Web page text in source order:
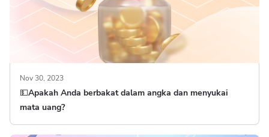
Nov 30, 2023
💵Apakah Anda berbakat dalam angka dan menyukai
mata uang?